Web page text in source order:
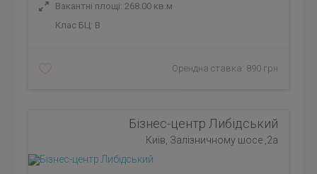
Вакантні площі: 268.00 кв.м
Клас БЦ: B
Орендна ставка: 890 грн
Бізнес-центр Либідський
Київ, Залізничному шосе ,2а